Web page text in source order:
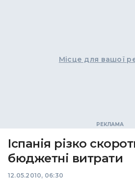
Місце для вашої
Іспанія різко
бюджетні витрати
12.05.2010, 06:30